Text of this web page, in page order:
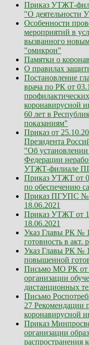
Приказ УТЖТ-
"О деятельности
Особенности
мероприятий в
вызванного
"омикрон"
Памятки о
О правилах
Постановление
врача по РК от
коронавирусной
60 лет в
показаниям"
Приказ от
Президента
"Об
Федерации
УТЖТ-филиале
Приказ УТЖТ от
по обеспечению
Приказ ПГУПС
18.06.2021
Приказ УТЖТ от
18.06.2021
Указ Главы РК №
готовность в акт.
Указ Главы РК №
повышенной
Письмо МО РК от
организации
дистанционных
Письмо
27 Рекомендации
коронавирусной
Приказ
организации
распространения